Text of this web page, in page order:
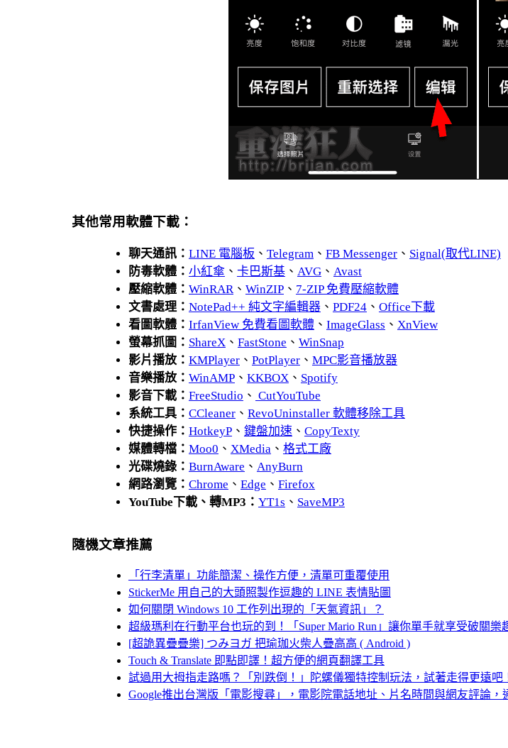
其他常用軟體下載：
聊天通訊： LINE 電腦板 、 Telegram、 FB Messenger、 Signal(取代LINE)
防毒軟體： 小紅傘 、 卡巴斯基、 AVG、 Avast
壓縮軟體： WinRAR、 WinZIP、 7-ZIP 免費壓縮軟體
文書處理： NotePad++ 純文字編輯器、 PDF24、 Office下載
看圖軟體： IrfanView 免費看圖軟體、 ImageGlass 、 XnView
螢幕抓圖： ShareX、 FastStone 、 WinSnap
影片播放： KMPlayer、 PotPlayer、 MPC影音播放器
音樂播放： WinAMP、 KKBOX、 Spotify
影音下載： FreeStudio 、 CutYouTube
系統工具： CCleaner、 RevoUninstaller 軟體移除工具
快捷操作： HotkeyP、 鍵盤加速、 CopyTexty
媒體轉檔： Moo0 、 XMedia、 格式工廠
光碟燒錄： BurnAware 、 AnyBurn
網路瀏覽： Chrome 、 Edge 、 Firefox
YouTube下載、轉MP3： YT1s 、 SaveMP3
隨機文章推薦
「行李清單」功能簡潔、操作方便，清單可重覆使用
StickerMe 用自己的大頭照製作逗趣的 LINE 表情貼圖
如何關閉 Windows 10 工作列出現的「天氣資訊」？
超級瑪利在行動平台也玩的到！「Super Mario Run」讓你單手就享受破關樂
[超詭異疊疊樂] つみヨガ 把瑜珈火柴人疊高高 ( Android )
Touch & Translate 即點即譯！超方便的網頁翻譯工具
試過用大拇指走路嗎？「別跌倒！」陀螺儀獨特控制玩法，試著走得更遠吧
Google推出台灣版「電影搜尋」，電影院電話地址、片名時間與網友評論，